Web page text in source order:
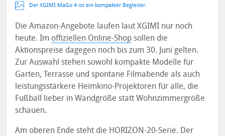
Der XGIMI MaGo 4 ist ein kompakter Begleiter.
Die Amazon-Angebote laufen laut XGIMI nur noch
heute. Im offiziellen Online-Shop sollen die
Aktionspreise dagegen noch bis zum 30. Juni gelten.
Zur Auswahl stehen sowohl kompakte Modelle für
Garten, Terrasse und spontane Filmabende als auch
leistungsstärkere Heimkino-Projektoren für alle, die
Fußball lieber in Wandgröße statt Wohnzimmergröße
schauen.
Am oberen Ende steht die HORIZON-20-Serie. Der